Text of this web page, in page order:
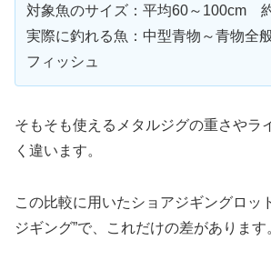
対象魚のサイズ：平均60～100cm
実際に釣れる魚：中型青物～青物全
フィッシュ
そもそも使えるメタルジグの重さやラ
く違います。
この比較に用いたショアジギングロッ
ジギング”で、これだけの差があります